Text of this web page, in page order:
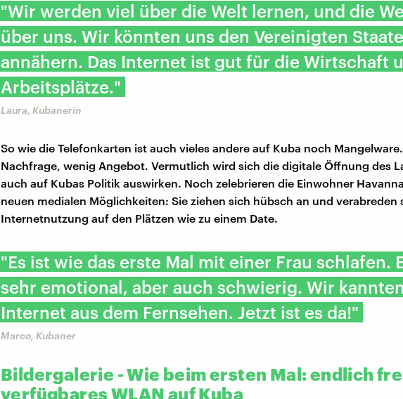
"Wir werden viel über die Welt lernen, und die
über uns. Wir könnten uns den Vereinigten
annähern. Das Internet ist gut für die Wirtschaft
Arbeitsplätze."
Laura, Kubanerin
So wie die Telefonkarten ist auch vieles andere auf Kuba noch
Nachfrage, wenig Angebot. Vermutlich wird sich die digitale Öffnung des
auch auf Kubas Politik auswirken. Noch zelebrieren die Einwohner
neuen medialen Möglichkeiten: Sie ziehen sich hübsch an und verabreden
Internetnutzung auf den Plätzen wie zu einem Date.
"Es ist wie das erste Mal mit einer Frau schlafen.
sehr emotional, aber auch schwierig. Wir
Internet aus dem Fernsehen. Jetzt ist es da!"
Marco, Kubaner
Bildergalerie - Wie beim ersten Mal: endlich
verfügbares WLAN auf Kuba